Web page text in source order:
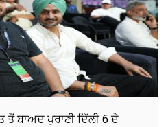
ਤੋਂ ਬਾਅਦ ਪੁਰਾਣੀ ਦਿੱਲੀ 6 ਦੇ